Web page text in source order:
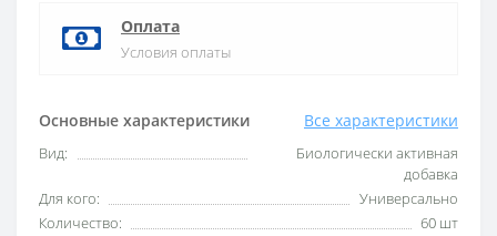
Основные характеристики Все характеристики
Вид:
Биологически активная
добавка
Для кого:
Универсально
Количество:
60 шт
Оплата
Условия оплаты